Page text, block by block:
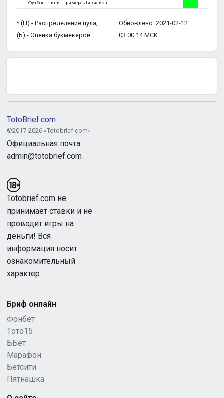
Футбол. Чили. Примера Дивизион.
* (П) - Распределение пула;
(Б) - Оценка букмекеров
Обновлено: 2021-02-12
03:00:14 МСК
TotoBrief.com
©2017-2026 «Totobrief.com»
Официальная почта:
admin@totobrief.com
Totobrief.com не
принимает ставки и не
проводит игры на
деньги! Вся
информация носит
ознакомительный
характер
Бриф онлайн
Фонбет
Tото15
ББет
Марафон
Бетсити
Пятнашка